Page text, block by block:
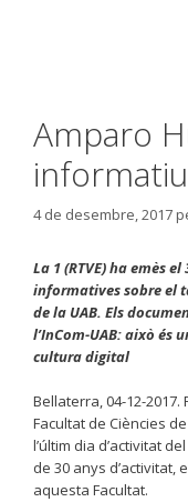
Amparo
4 de desembre, 2017
La 1 (RTVE) ha emès
informatives sobre el
de la UAB. Els
l’InCom-UAB: això és
cultura digital
Bellaterra, 04-12-2017.
Facultat de Ciències
l’últim dia d’activitat
de 30 anys d’activitat,
aquesta Facultat.